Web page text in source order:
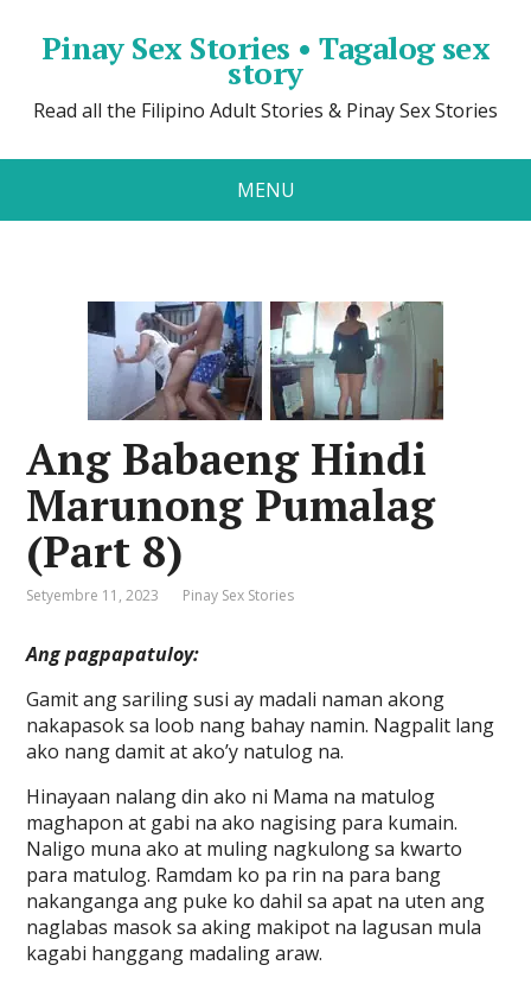
Pinay Sex Stories • Tagalog sex
story
Read all the Filipino Adult Stories & Pinay Sex Stories
MENU
Ang Babaeng Hindi
Marunong Pumalag
(Part 8)
Setyembre 11, 2023 Pinay Sex Stories
Ang pagpapatuloy:
Gamit ang sariling susi ay madali naman akong
nakapasok sa loob nang bahay namin. Nagpalit lang
ako nang damit at ako’y natulog na.
Hinayaan nalang din ako ni Mama na matulog
maghapon at gabi na ako nagising para kumain.
Naligo muna ako at muling nagkulong sa kwarto
para matulog. Ramdam ko pa rin na para bang
nakanganga ang puke ko dahil sa apat na uten ang
naglabas masok sa aking makipot na lagusan mula
kagabi hanggang madaling araw.